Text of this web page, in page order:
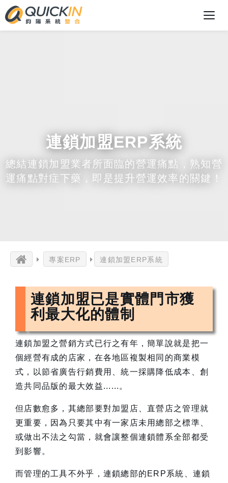
連鎖加盟ERP系統
總結連鎖加盟業者所面臨的營運痛點，熟知營
運痛點對症下藥，即是提升營運效率的關鍵！
專案ERP 連鎖加盟ERP系統
連鎖加盟已是實體門市獲
利最大化的體制
連鎖加盟之營銷方式已行之有年，簡單說就是把一
個經營有成的店家，在各地區複製相同的商業模
式，以節省廣告行銷費用、統一採購降低成本、創
造共同品版的最大效益......。
但店數愈多，其總部要對加盟店、直營店之管理就
更重要，因為只要其中有一家店未用總部之標準、
或做出不法之勾當，就會讓整個連鎖體系全部都受
到影響。
而管理的工具不外乎，連鎖總部的ERP系統、連鎖